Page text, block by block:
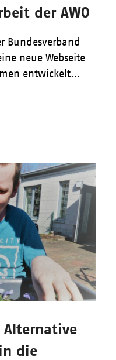
der AWO
Bundesverband
neue Webseite
entwickelt…
Alternative
die